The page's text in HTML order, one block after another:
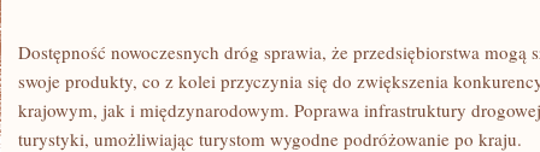
Dostępność nowoczesnych dróg ​sprawia, że przedsiębiorstwa
swoje produkty, co ⁤z ‌kolei przyczynia się do zwiększenia
krajowym, jak i międzynarodowym. ​Poprawa infrastruktury
turystyki, umożliwiając turystom wygodne podróżowanie po kraju.